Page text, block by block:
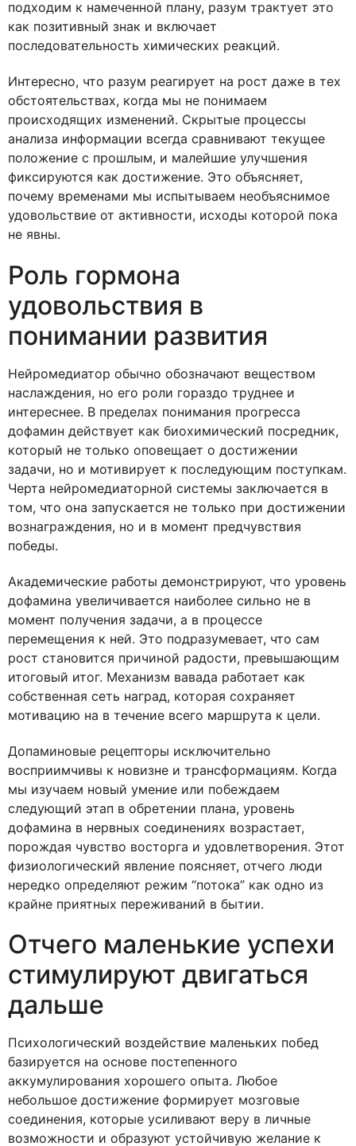
подходим к намеченной плану, разум трактует это
как позитивный знак и включает
последовательность химических реакций.
Интересно, что разум реагирует на рост даже в тех
обстоятельствах, когда мы не понимаем
происходящих изменений. Скрытые процессы
анализа информации всегда сравнивают текущее
положение с прошлым, и малейшие улучшения
фиксируются как достижение. Это объясняет,
почему временами мы испытываем необъяснимое
удовольствие от активности, исходы которой пока
не явны.
Роль гормона
удовольствия в
понимании развития
Нейромедиатор обычно обозначают веществом
наслаждения, но его роли гораздо труднее и
интереснее. В пределах понимания прогресса
дофамин действует как биохимический посредник,
который не только оповещает о достижении
задачи, но и мотивирует к последующим поступкам.
Черта нейромедиаторной системы заключается в
том, что она запускается не только при достижении
вознаграждения, но и в момент предчувствия
победы.
Академические работы демонстрируют, что уровень
дофамина увеличивается наиболее сильно не в
момент получения задачи, а в процессе
перемещения к ней. Это подразумевает, что сам
рост становится причиной радости, превышающим
итоговый итог. Механизм вавада работает как
собственная сеть наград, которая сохраняет
мотивацию на в течение всего маршрута к цели.
Допаминовые рецепторы исключительно
восприимчивы к новизне и трансформациям. Когда
мы изучаем новый умение или побеждаем
следующий этап в обретении плана, уровень
дофамина в нервных соединениях возрастает,
порождая чувство восторга и удовлетворения. Этот
физиологический явление поясняет, отчего люди
нередко определяют режим “потока” как одно из
крайне приятных переживаний в бытии.
Отчего маленькие успехи
стимулируют двигаться
дальше
Психологический воздействие маленьких побед
базируется на основе постепенного
аккумулирования хорошего опыта. Любое
небольшое достижение формирует мозговые
соединения, которые усиливают веру в личные
возможности и образуют устойчивую желание к